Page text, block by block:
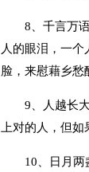
8、千言万
人的眼泪，一
脸，来慰藉乡愁
9、人越长
上对的人，但
10、日月